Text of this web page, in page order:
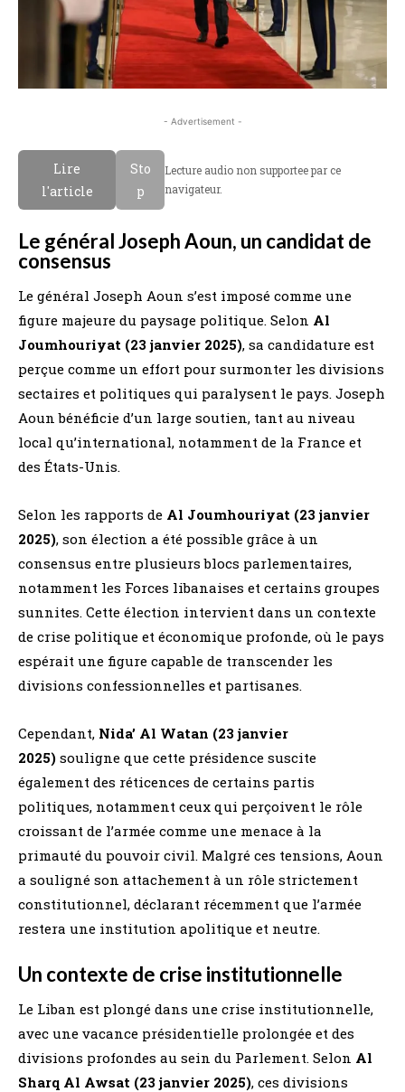
- Advertisement -
Lire
l'article
Sto
p
Lecture audio non supportee par ce
navigateur.
Le général Joseph Aoun, un candidat de
consensus
Le général Joseph Aoun s’est imposé comme une
figure majeure du paysage politique. Selon Al
Joumhouriyat (23 janvier 2025), sa candidature est
perçue comme un effort pour surmonter les divisions
sectaires et politiques qui paralysent le pays. Joseph
Aoun bénéficie d’un large soutien, tant au niveau
local qu’international, notamment de la France et
des États-Unis.
Selon les rapports de Al Joumhouriyat (23 janvier
2025), son élection a été possible grâce à un
consensus entre plusieurs blocs parlementaires,
notamment les Forces libanaises et certains groupes
sunnites. Cette élection intervient dans un contexte
de crise politique et économique profonde, où le pays
espérait une figure capable de transcender les
divisions confessionnelles et partisanes.
Cependant, Nida’ Al Watan (23 janvier
2025) souligne que cette présidence suscite
également des réticences de certains partis
politiques, notamment ceux qui perçoivent le rôle
croissant de l’armée comme une menace à la
primauté du pouvoir civil. Malgré ces tensions, Aoun
a souligné son attachement à un rôle strictement
constitutionnel, déclarant récemment que l’armée
restera une institution apolitique et neutre.
Un contexte de crise institutionnelle
Le Liban est plongé dans une crise institutionnelle,
avec une vacance présidentielle prolongée et des
divisions profondes au sein du Parlement. Selon Al
Sharq Al Awsat (23 janvier 2025), ces divisions